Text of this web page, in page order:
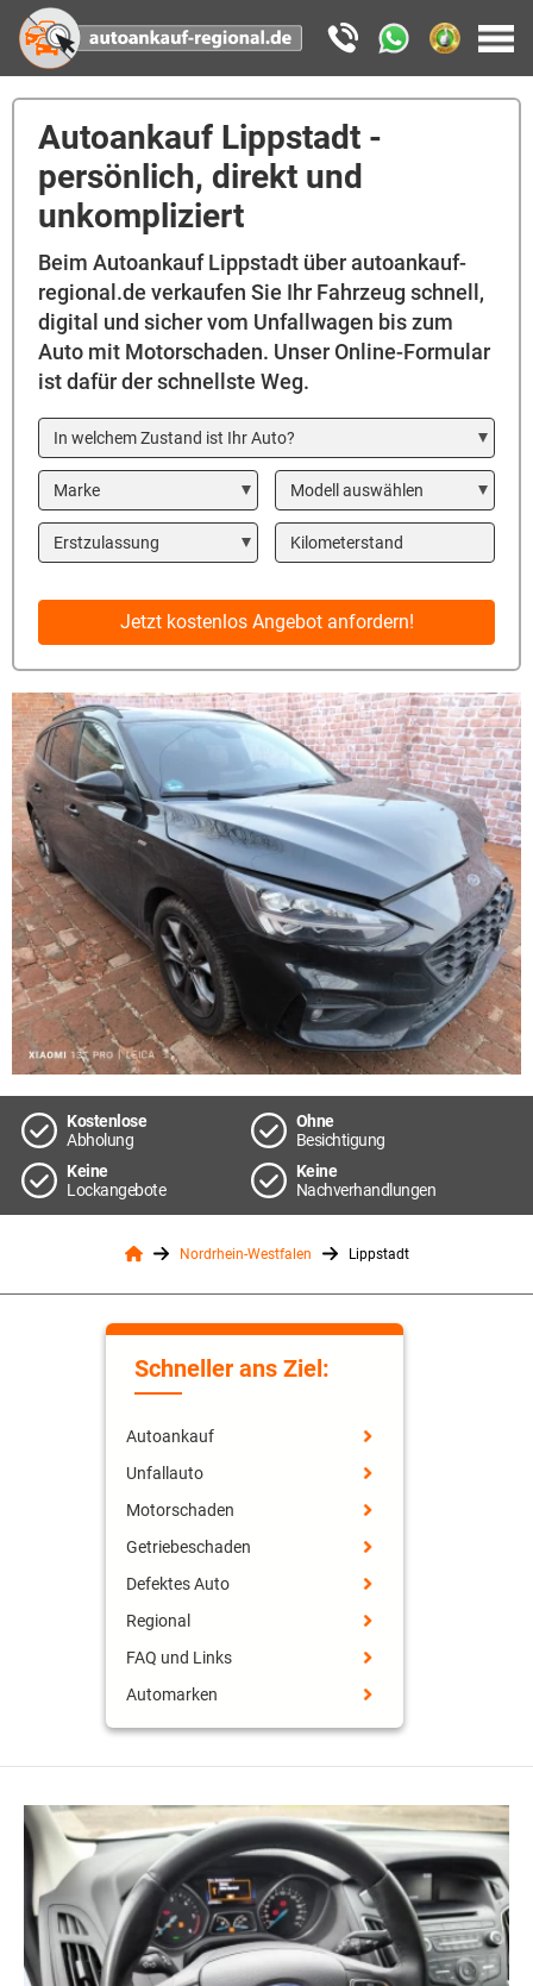
Autoankauf Lippstadt -
persönlich, direkt und
unkompliziert
Beim Autoankauf Lippstadt über autoankauf-
regional.de verkaufen Sie Ihr Fahrzeug schnell,
digital und sicher vom Unfallwagen bis zum
Auto mit Motorschaden. Unser Online-Formular
ist dafür der schnellste Weg.
In welchem Zustand ist Ihr Auto?
Marke Modell
Year Kilometerstand
Jetzt kostenlos Angebot anfordern!
Kostenlose
Abholung
Ohne
Besichtigung
Keine
Lockangebote
Keine
Nachverhandlungen
Nordrhein-Westfalen Lippstadt
Schneller ans Ziel:
Autoankauf
Unfallauto
Motorschaden
Getriebeschaden
Defektes Auto
Regional
FAQ und Links
Automarken